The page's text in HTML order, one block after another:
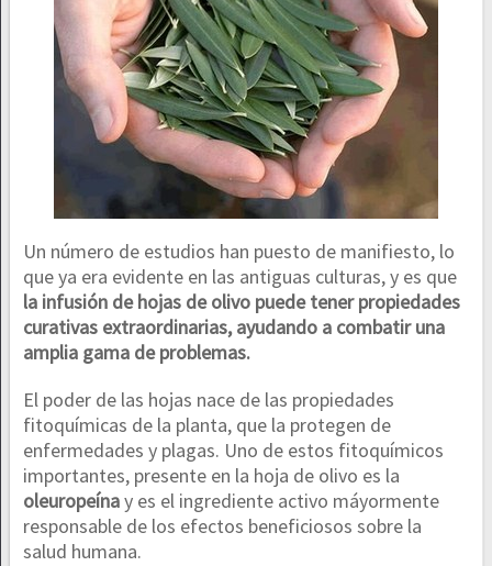
Un número de estudios han puesto de manifiesto, lo
que ya era evidente en las antiguas culturas, y es que
la infusión de hojas de olivo puede tener propiedades
curativas extraordinarias, ayudando a combatir una
amplia gama de problemas.
El poder de las hojas nace de las propiedades
fitoquímicas de la planta, que la protegen de
enfermedades y plagas. Uno de estos fitoquímicos
importantes, presente en la hoja de olivo es la
oleuropeínay es el ingrediente activo máyormente
responsable de los efectos beneficiosos sobre la
salud humana.